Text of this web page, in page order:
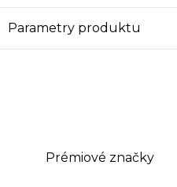
Parametry produktu
Prémiové značky